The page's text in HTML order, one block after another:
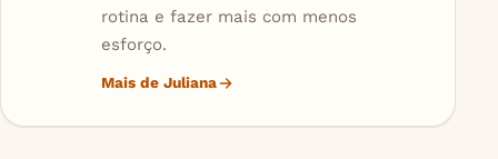
rotina e fazer mais com menos
esforço.
Mais de Juliana